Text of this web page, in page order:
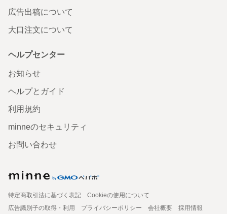
広告出稿について
大口注文について
ヘルプセンター
お知らせ
ヘルプとガイド
利用規約
minneのセキュリティ
お問い合わせ
特定商取引法に基づく表記
Cookieの使用について
広告識別子の取得・利用
プライバシーポリシー 会社概要
採用情報